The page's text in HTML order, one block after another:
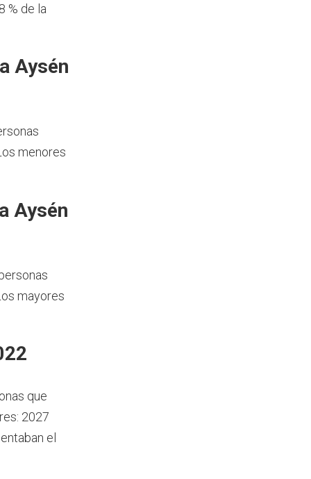
% de la
Aysén
menores
Aysén
mayores
que
2027
el